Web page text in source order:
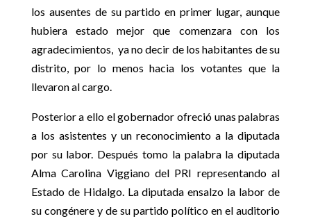
los ausentes de su partido en primer lugar, aunque
hubiera estado mejor que comenzara con los
agradecimientos, ya no decir de los habitantes de su
distrito, por lo menos hacia los votantes que la
llevaron al cargo.
Posterior a ello el gobernador ofreció unas palabras
a los asistentes y un reconocimiento a la diputada
por su labor. Después tomo la palabra la diputada
Alma Carolina Viggiano del PRI representando al
Estado de Hidalgo. La diputada ensalzo la labor de
su congénere y de su partido político en el auditorio